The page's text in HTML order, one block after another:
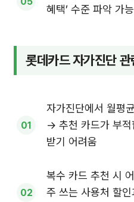
혜택’ 수준 파악 가능
롯데카드 자가진단 관
자가진단에서 월평
→ 추천 카드가 부적
받기 어려움
복수 카드 추천 시
주 쓰는 사용처 할